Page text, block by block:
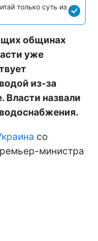
только суть из
общинах
уже
из-за
Власти назвали
со
министра